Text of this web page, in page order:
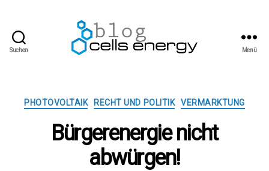
Suchen Menü
Kategorien
PHOTOVOLTAIK RECHT UND POLITIK VERMARKTUNG
Bürgerenergie nicht
abwürgen!